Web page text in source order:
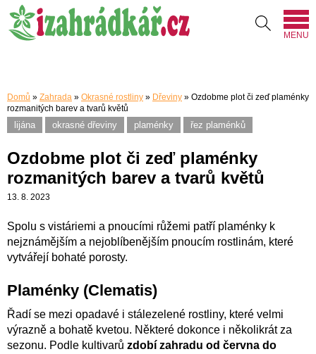
MENU
Domů » Zahrada » Okrasné rostliny » Dřeviny » Ozdobme plot či zeď plaménky
rozmanitých barev a tvarů květů
lijána okrasné dřeviny plaménky řez plaménků
Ozdobme plot či zeď plaménky
rozmanitých barev a tvarů květů
13. 8. 2023
Spolu s vistáriemi a pnoucími růžemi patří plaménky k
nejznámějším a nejoblíbenějším pnoucím rostlinám, které
vytvářejí bohaté porosty.
Plaménky (Clematis)
Řadí se mezi opadavé i stálezelené rostliny, které velmi
výrazně a bohatě kvetou. Některé dokonce i několikrát za
sezonu. Podle kultivarů zdobí zahradu od června do